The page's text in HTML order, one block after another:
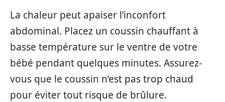
La chaleur peut apaiser l’inconfort
abdominal. Placez un coussin chauffant à
basse température sur le ventre de votre
bébé pendant quelques minutes. Assurez-
vous que le coussin n’est pas trop chaud
pour éviter tout risque de brûlure.